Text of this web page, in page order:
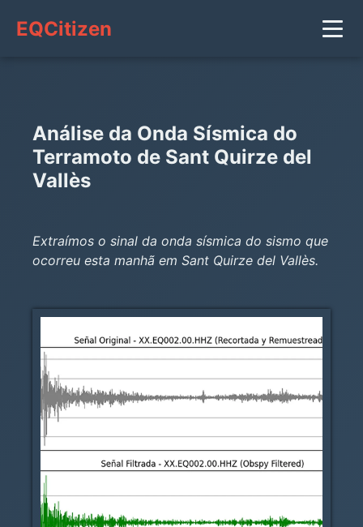
EQCitizen
Análise da Onda Sísmica do
Terramoto de Sant Quirze del
Vallès
Extraímos o sinal da onda sísmica do sismo que
ocorreu esta manhã em Sant Quirze del Vallès.